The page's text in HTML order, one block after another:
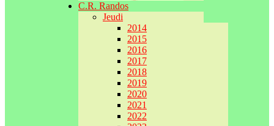
C.R. Randos
Jeudi
2014
2015
2016
2017
2018
2019
2020
2021
2022